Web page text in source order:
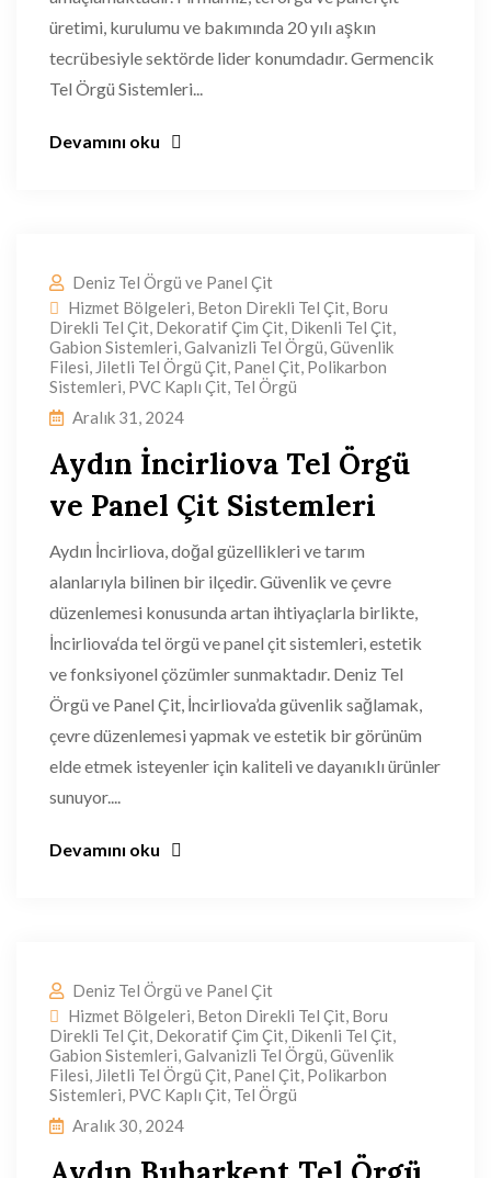
üretimi, kurulumu ve bakımında 20 yılı aşkın
tecrübesiyle sektörde lider konumdadır. Germencik
Tel Örgü Sistemleri...
Devamını oku
Deniz Tel Örgü ve Panel Çit
Hizmet Bölgeleri, Beton Direkli Tel Çit, Boru
Direkli Tel Çit, Dekoratif Çim Çit, Dikenli Tel Çit,
Gabion Sistemleri,Galvanizli Tel Örgü,Güvenlik
Filesi, Jiletli Tel Örgü Çit, Panel Çit, Polikarbon
Sistemleri, PVC Kaplı Çit, Tel Örgü
Aralık 31, 2024
Aydın İncirliova Tel Örgü
ve Panel Çit Sistemleri
Aydın İncirliova, doğal güzellikleri ve tarım
alanlarıyla bilinen bir ilçedir. Güvenlik ve çevre
düzenlemesi konusunda artan ihtiyaçlarla birlikte,
İncirliova‘da tel örgü ve panel çit sistemleri, estetik
ve fonksiyonel çözümler sunmaktadır. Deniz Tel
Örgü ve Panel Çit, İncirliova’da güvenlik sağlamak,
çevre düzenlemesi yapmak ve estetik bir görünüm
elde etmek isteyenler için kaliteli ve dayanıklı ürünler
sunuyor....
Devamını oku
Deniz Tel Örgü ve Panel Çit
Hizmet Bölgeleri, Beton Direkli Tel Çit, Boru
Direkli Tel Çit, Dekoratif Çim Çit, Dikenli Tel Çit,
Gabion Sistemleri,Galvanizli Tel Örgü,Güvenlik
Filesi, Jiletli Tel Örgü Çit, Panel Çit, Polikarbon
Sistemleri, PVC Kaplı Çit, Tel Örgü
Aralık 30, 2024